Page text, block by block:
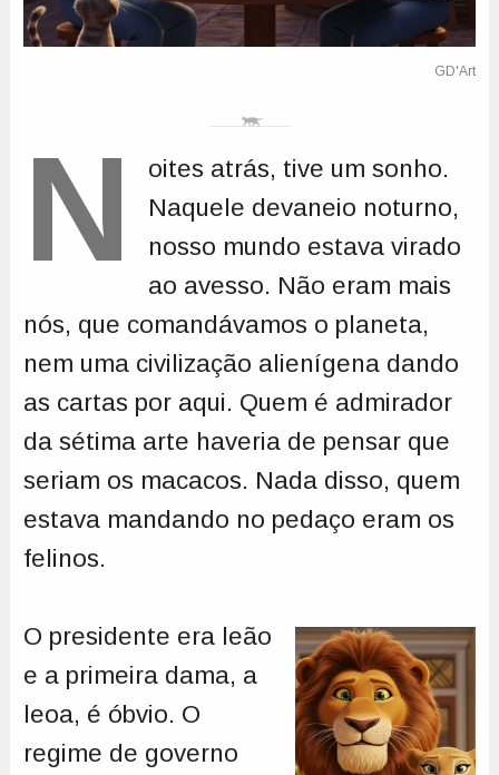
N
oites atrás, tive um sonho.
Naquele devaneio noturno,
nosso mundo estava virado
ao avesso. Não eram mais
nós, que comandávamos o planeta,
nem uma civilização alienígena dando
as cartas por aqui. Quem é admirador
da sétima arte haveria de pensar que
seriam os macacos. Nada disso, quem
estava mandando no pedaço eram os
felinos.
O presidente era leão
e a primeira dama, a
leoa, é óbvio. O
regime de governo